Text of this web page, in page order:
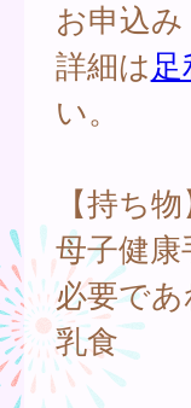
お申込み
詳細は
い。
【持ち物
母子健康
必要で
乳食